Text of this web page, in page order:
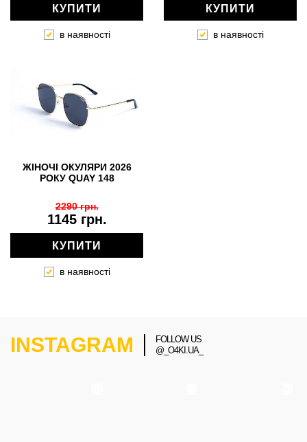
КУПИТИ
в наявності
КУПИТИ
в наявності
ЖІНОЧІ ОКУЛЯРИ 2026
РОКУ QUAY 148
1145 грн.
2290 грн.
КУПИТИ
в наявності
INSTAGRAM
FOLLOW US
@_O4KI.UA_